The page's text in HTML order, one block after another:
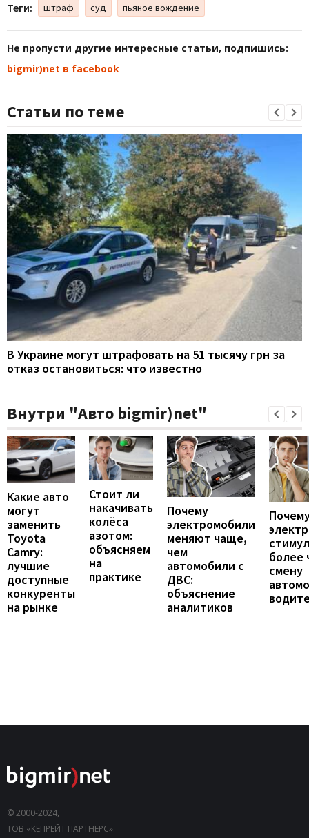
Теги: штраф суд пьяное вождение
Не пропусти другие интересные статьи, подпишись:
bigmir)net в facebook
Статьи по теме
В Украине могут штрафовать на 51 тысячу грн за
отказ остановиться: что известно
Внутри "Авто bigmir)net"
Какие авто
могут
заменить
Toyota
Camry:
лучшие
доступные
конкуренты
на рынке
Стоит ли
накачивать
колёса
азотом:
объясняем
на
практике
Почему
электромобили
меняют чаще,
чем
автомобили с
ДВС:
объяснение
аналитиков
более
смену
© 2000-2024,
ТОВ «КЕПРЕЙТ ПАРТНЕРС».